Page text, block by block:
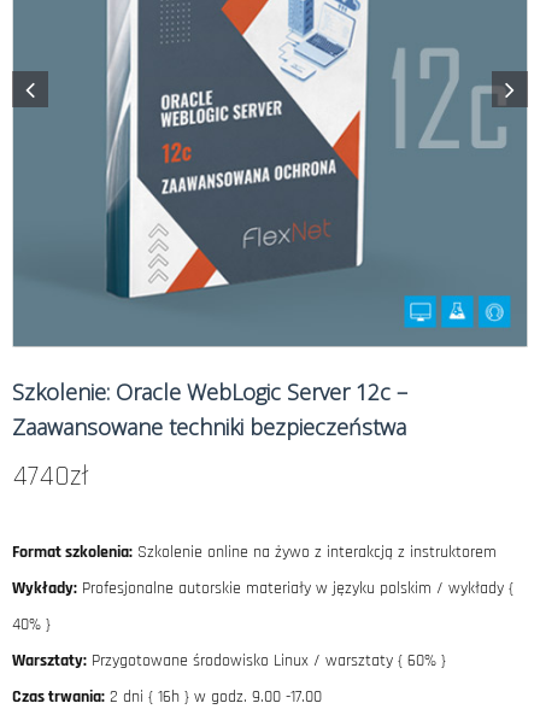
Szkolenie: Oracle WebLogic Server 12c –
Zaawansowane techniki bezpieczeństwa
4740zł
Format szkolenia: Szkolenie online na żywo z interakcją z instruktorem
Wykłady: Profesjonalne autorskie materiały w języku polskim / wykłady {
40% }
Warsztaty: Przygotowane środowisko Linux / warsztaty { 60% }
Czas trwania: 2 dni { 16h } w godz. 9.00 -17.00